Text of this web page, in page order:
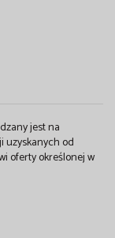
jest na
uzyskanych od
oferty określonej w